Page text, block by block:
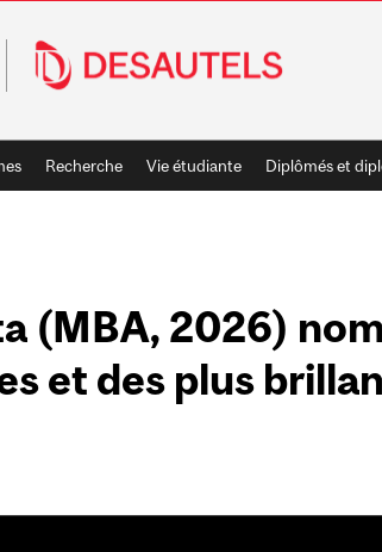
Recherche Vie étudiante Diplômés et
(MBA, 2026)
et des plus